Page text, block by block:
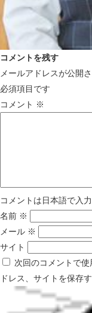
コメントを残す
メールアドレスが公開
必須項目です
コメント ※
コメントは日本語で入
名前 ※
メール ※
サイト
次回のコメントで
ドレス、サイトを保存す